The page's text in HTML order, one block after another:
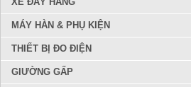
MÁY HÀN & PHỤ KIỆN
THIẾT BỊ ĐO ĐIỆN
GIƯỜNG GẤP